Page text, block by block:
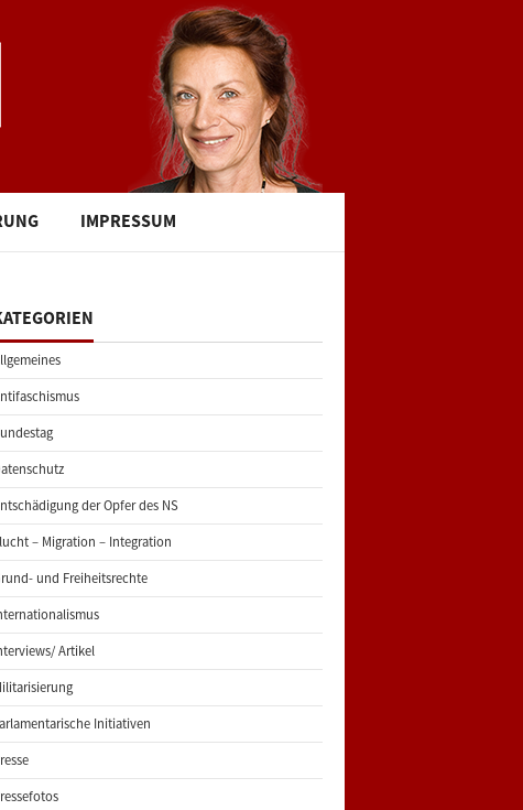
IMPRESSUM
der Opfer des NS
– Migration – Integration
und Freiheitsrechte
Artikel
Initiativen